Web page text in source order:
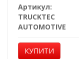
Артикул:
TRUCKTEC
AUTOMOTIVE
КУПИТИ